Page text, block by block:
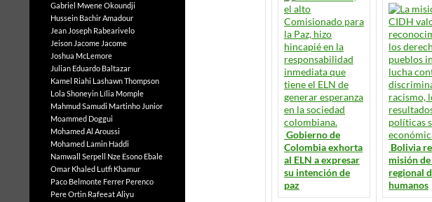
Gobierno de
Colombia exhorta
al ELN a expresar
su intención de
paz
Bolivia
misión
regional
humanos
Gabriel Mwene Okoundji
Hussein Bachir Amadour
Jean Joseph Rabearivelo
Jeison Jacome Jacome
Joshua McLemore
Julian Eduardo Baltazar
Kamel Riahi Lashawn Thompson
Lola Shoneyin Lília Momple
Mahmud Samudi Martinho Junior
Moammed Doggui
Mohamed Al Aroussi
Mohamed Lamin Haddi
Namwall Serpell Nze Esono Ebale
Omar Khaled Lutfi Khamur
Paco Belmonte Ferrer Perenco
Pere Ortin Rafeeat Aliyu